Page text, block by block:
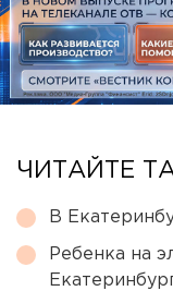
ЧИТАЙТЕ
В
Ребенка на